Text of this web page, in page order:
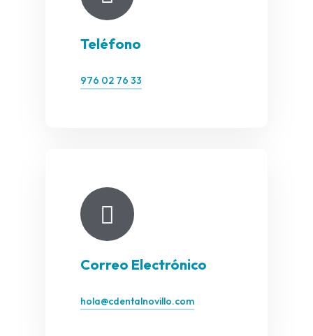
Teléfono
976 02 76 33
Correo Electrónico
hola@cdentalnovillo.com